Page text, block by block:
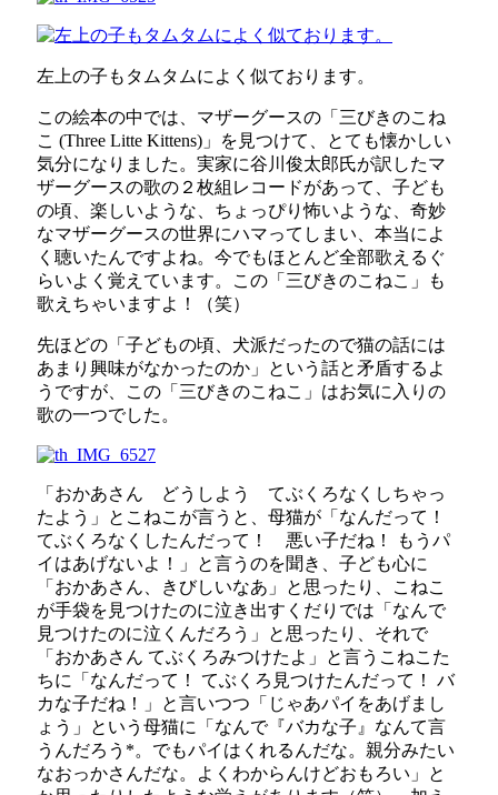
左上の子もタムタムによく似ております。
この絵本の中では、マザーグースの「三びきのこね
こ (Three Litte Kittens)」を見つけて、とても懐かしい
気分になりました。実家に谷川俊太郎氏が訳したマ
ザーグースの歌の２枚組レコードがあって、子ども
の頃、楽しいような、ちょっぴり怖いような、奇妙
なマザーグースの世界にハマってしまい、本当によ
く聴いたんですよね。今でもほとんど全部歌えるぐ
らいよく覚えています。この「三びきのこねこ」も
歌えちゃいますよ！（笑）
先ほどの「子どもの頃、犬派だったので猫の話には
あまり興味がなかったのか」という話と矛盾するよ
うですが、この「三びきのこねこ」はお気に入りの
歌の一つでした。
「おかあさん どうしよう てぶくろなくしちゃっ
たよう」とこねこが言うと、母猫が「なんだって！
てぶくろなくしたんだって！ 悪い子だね！ もうパ
イはあげないよ！」と言うのを聞き、子ども心に
「おかあさん、きびしいなあ」と思ったり、こねこ
が手袋を見つけたのに泣き出すくだりでは「なんで
見つけたのに泣くんだろう」と思ったり、それで
「おかあさん てぶくろみつけたよ」と言うこねこた
ちに「なんだって！ てぶくろ見つけたんだって！ バ
カな子だね！」と言いつつ「じゃあパイをあげまし
ょう」という母猫に「なんで『バカな子』なんて言
うんだろう*。でもパイはくれるんだな。親分みたい
なおっかさんだな。よくわからんけどおもろい」と